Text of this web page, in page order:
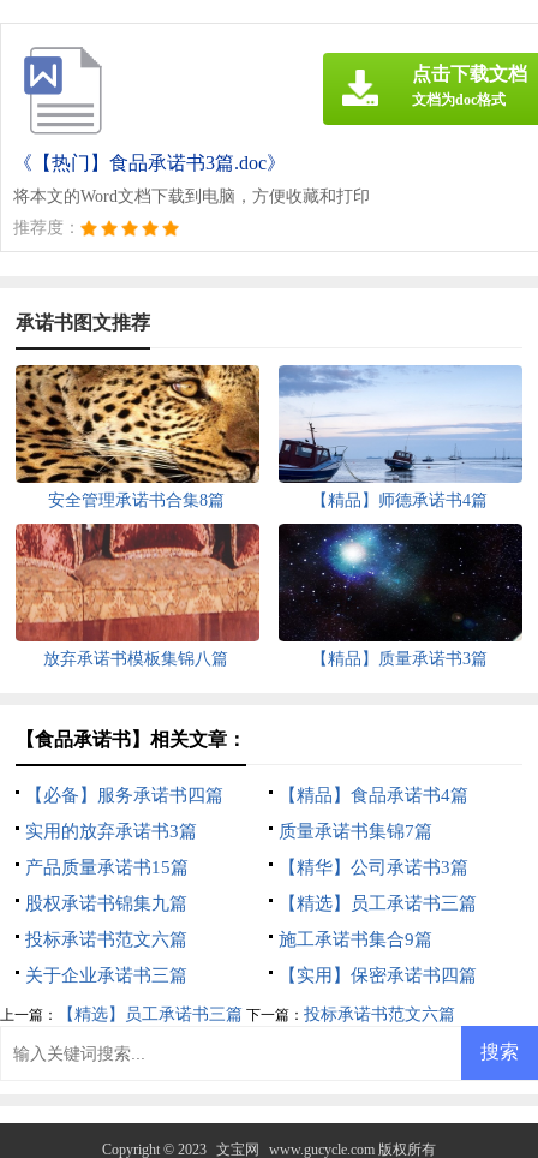
《【热门】食品承诺书3篇.doc》
将本文的Word文档下载到电脑，方便收藏和打印
推荐度：
点击下载文档
文档为doc格式
承诺书图文推荐
安全管理承诺书合集8篇 【精品】师德承诺书4篇
放弃承诺书模板集锦八篇 【精品】质量承诺书3篇
【食品承诺书】相关文章：
【必备】服务承诺书四篇
【精品】食品承诺书4篇
实用的放弃承诺书3篇
质量承诺书集锦7篇
产品质量承诺书15篇
【精华】公司承诺书3篇
股权承诺书锦集九篇
【精选】员工承诺书三篇
投标承诺书范文六篇
施工承诺书集合9篇
关于企业承诺书三篇
【实用】保密承诺书四篇
上一篇： 【精选】员工承诺书三篇 下一篇： 投标承诺书范文六篇
Copyright © 2023 文宝网 www.gucycle.com 版权所有